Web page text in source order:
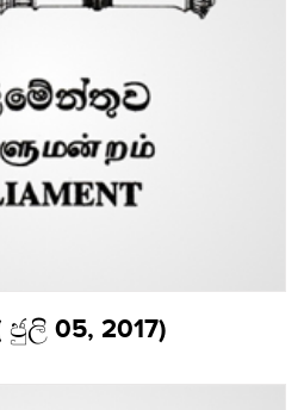
05, 2017)